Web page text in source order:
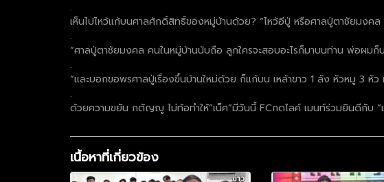
.
เห็นไปไหว้แก้บนศาลศักดิ์สิทธิ์ของหมู่บ้านด้วย? “ไหว้อีปู่ หรือศาลปู่ตาชัยมงค
.
“ศาลปู่ตาชัยมงคล คนในหมู่บ้านนับถือ ลูกใครจะสอบอะไรก็มาบนท่าน พ่อผม
.
“และบอกขอพรศาลปู่เรื่องขึ้นบ้านใหม่ด้วย ก็แก้บน เหล้าขาว 1 ลัง หัวหมู 3 หัว
.
ด้วยความขยัน กตัญญู ไม่ท้อทำให้”เน็ค”มีวันนี้ FCกดไลค์ เมนท์ร่วมยินดีกับ “เ
เนื้อหาที่เกี่ยวข้อง